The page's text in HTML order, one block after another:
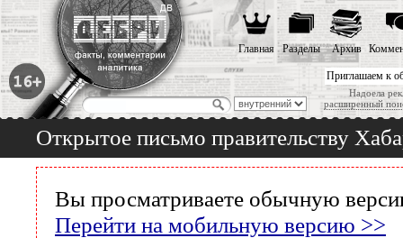
Приглашаем к
Надоела
расширенный
Главная Разделы Архив
Открытое письмо правительству
Вы просматриваете обычную
Перейти на мобильную версию >>